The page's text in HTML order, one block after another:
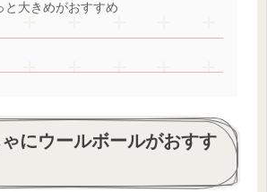
と大きめがおすすめ
にウールボールがおすす